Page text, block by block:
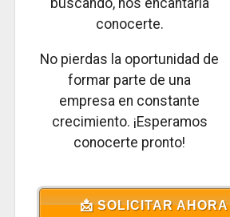
buscando, nos encantaría
conocerte.
No pierdas la oportunidad de
formar parte de una
empresa en constante
crecimiento. ¡Esperamos
conocerte pronto!
📩 SOLICITAR AHORA